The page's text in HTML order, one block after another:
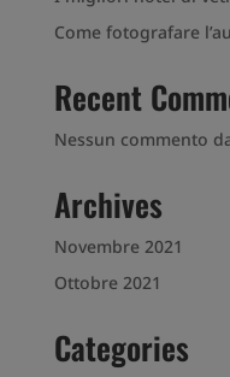
Come fotografare
Recent
Nessun commento
Archives
Novembre 2021
Ottobre 2021
Categories